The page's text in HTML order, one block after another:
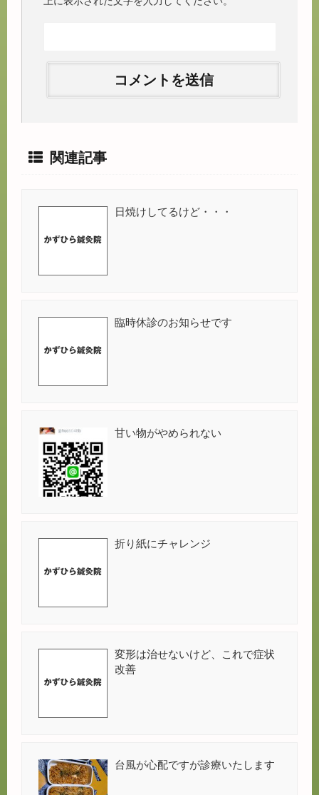
関連記事
日焼けしてるけど・・・
臨時休診のお知らせです
甘い物がやめられない
折り紙にチャレンジ
変形は治せないけど、これで症状
改善
台風が心配ですが診療いたします